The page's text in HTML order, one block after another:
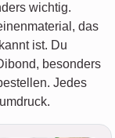
wichtig.
das
ist. Du
besonders
Jedes